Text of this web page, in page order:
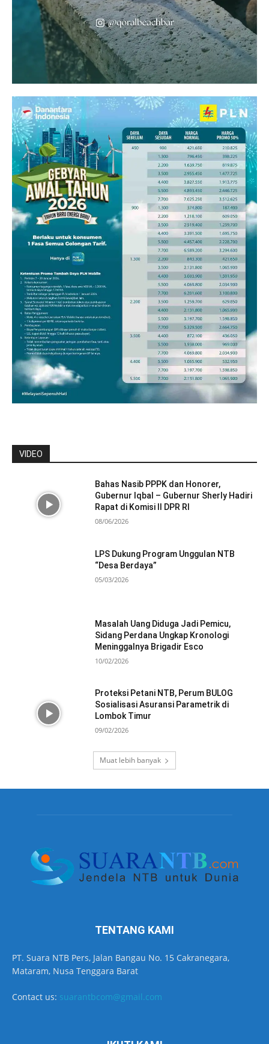
VIDEO
Bahas Nasib PPPK dan Honorer,
Gubernur Iqbal – Gubernur Sherly Hadiri
Rapat di Komisi II DPR RI
08/06/2026
LPS Dukung Program Unggulan NTB
“Desa Berdaya”
05/03/2026
Masalah Uang Diduga Jadi Pemicu,
Sidang Perdana Ungkap Kronologi
Meninggalnya Brigadir Esco
10/02/2026
Proteksi Petani NTB, Perum BULOG
Sosialisasi Asuransi Parametrik di
Lombok Timur
09/02/2026
Muat lebih banyak
TENTANG KAMI
PT. Suara NTB Pers, Jalan Bangau No. 15 Cakranegara,
Mataram, Nusa Tenggara Barat
Contact us: suarantbcom@gmail.com